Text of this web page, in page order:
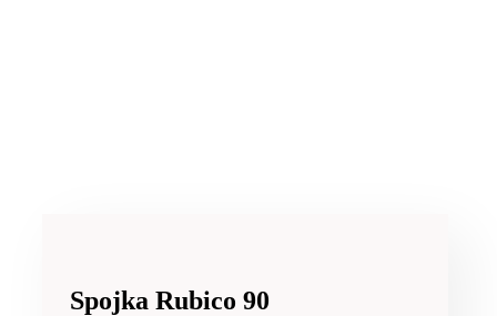
Spojka Rubico 90